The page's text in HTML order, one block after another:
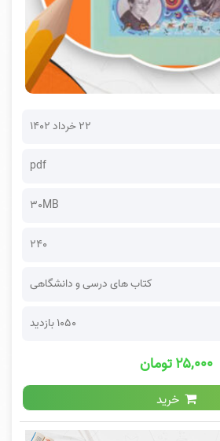
۲۲ خرداد ۱۴۰۲
pdf
30MB
240
کتاب های درسی و دانشگاهی
1050 بازدید
۲۵,۰۰۰ تومان
خرید